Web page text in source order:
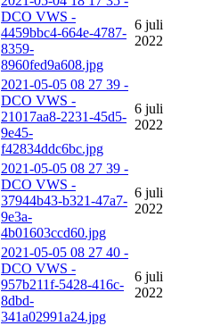
DCO VWS -
4459bbc4-664e-4787-
8359-
8960fed9a608.jpg
6 juli
2022
2021-05-05 08 27 39 -
DCO VWS -
21017aa8-2231-45d5-
9e45-
f42834ddc6bc.jpg
6 juli
2022
2021-05-05 08 27 39 -
DCO VWS -
37944b43-b321-47a7-
9e3a-
4b01603ccd60.jpg
6 juli
2022
2021-05-05 08 27 40 -
DCO VWS -
957b211f-5428-416c-
8dbd-
341a02991a24.jpg
6 juli
2022